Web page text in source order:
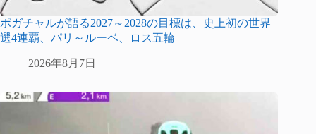
ポガチャルが語る2027～2028の目標は、史上初の世界
選4連覇、パリ～ルーベ、ロス五輪
2026年8月7日